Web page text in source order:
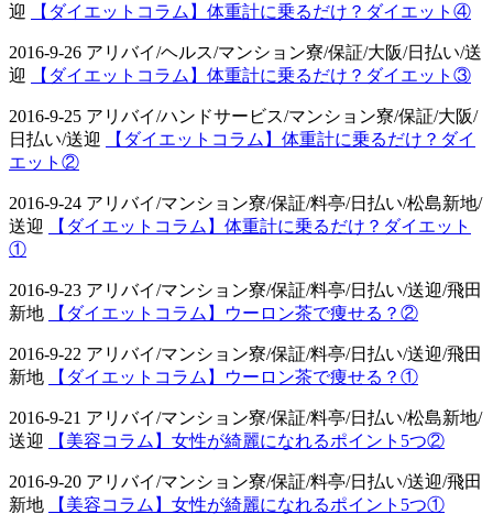
迎
【ダイエットコラム】体重計に乗るだけ？ダイエット④
2016-9-26 アリバイ/ヘルス/マンション寮/保証/大阪/日払い/送
迎
【ダイエットコラム】体重計に乗るだけ？ダイエット③
2016-9-25 アリバイ/ハンドサービス/マンション寮/保証/大阪/
日払い/送迎
【ダイエットコラム】体重計に乗るだけ？ダイ
エット②
2016-9-24 アリバイ/マンション寮/保証/料亭/日払い/松島新地/
送迎
【ダイエットコラム】体重計に乗るだけ？ダイエット
①
2016-9-23 アリバイ/マンション寮/保証/料亭/日払い/送迎/飛田
新地
【ダイエットコラム】ウーロン茶で痩せる？②
2016-9-22 アリバイ/マンション寮/保証/料亭/日払い/送迎/飛田
新地
【ダイエットコラム】ウーロン茶で痩せる？①
2016-9-21 アリバイ/マンション寮/保証/料亭/日払い/松島新地/
送迎
【美容コラム】女性が綺麗になれるポイント5つ②
2016-9-20 アリバイ/マンション寮/保証/料亭/日払い/送迎/飛田
新地
【美容コラム】女性が綺麗になれるポイント5つ①